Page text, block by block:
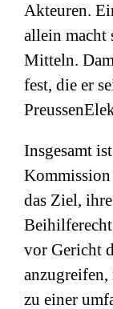
Akteuren.
allein macht
Mitteln.
fest, die er
Insgesamt
das Ziel,
vor Gericht
zu einer